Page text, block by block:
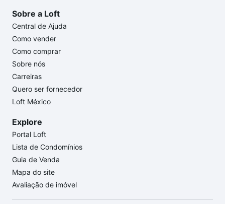
Sobre a Loft
Central de Ajuda
Como vender
Como comprar
Sobre nós
Carreiras
Quero ser fornecedor
Loft México
Explore
Portal Loft
Lista de Condomínios
Guia de Venda
Mapa do site
Avaliação de imóvel